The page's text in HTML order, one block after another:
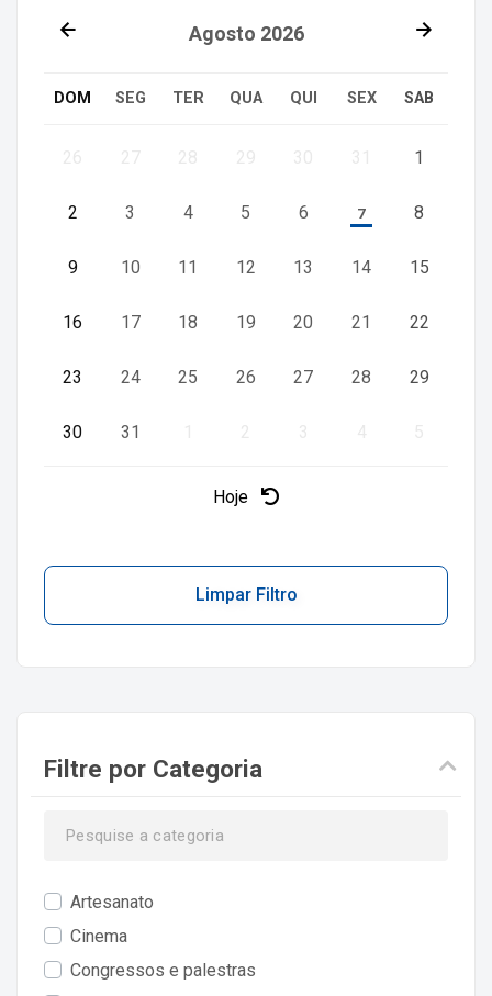
Agosto 2026
DOM SEG TER QUA QUI SEX SAB
1
2 3 4 5 6 7 8
9 10 11 12 13 14 15
16 17 18 19 20 21 22
23 24 25 26 27 28 29
30 31
Hoje
Limpar Filtro
Filtre por Categoria
Artesanato
Cinema
Congressos e palestras